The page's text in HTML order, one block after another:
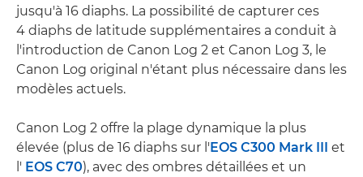
jusqu'à 16 diaphs. La possibilité de capturer ces
4 diaphs de latitude supplémentaires a conduit à
l'introduction de Canon Log 2 et Canon Log 3, le
Canon Log original n'étant plus nécessaire dans les
modèles actuels.
Canon Log 2 offre la plage dynamique la plus
élevée (plus de 16 diaphs sur l'EOS C300 Mark III et
l' EOS C70), avec des ombres détaillées et un